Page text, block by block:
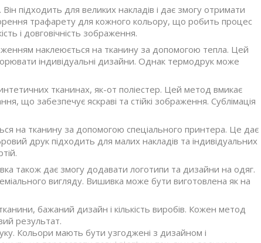
підходить для великих накладів і дає змогу отримати
трафарету для кожного кольору, що робить процес
і довговічність зображення.
наклеюється на тканину за допомогою тепла. Цей
індивідуальні дизайни. Однак термодрук може
тканинах, як-от поліестер. Цей метод вмикає
що забезпечує яскраві та стійкі зображення. Сублімація
на тканину за допомогою спеціального принтера. Це дає
друк підходить для малих накладів та індивідуальних
також дає змогу додавати логотипи та дизайни на одяг.
вигляду. Вишивка може бути виготовлена як на
бажаний дизайн і кількість виробів. Кожен метод
результат.
Кольори мають бути узгоджені з дизайном і